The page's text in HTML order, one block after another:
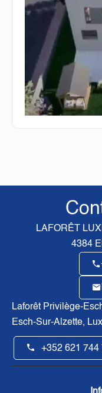
LAFORÊT
4384
Laforêt Privilège-
Esch-Sur-Alzette,
+352 621 744